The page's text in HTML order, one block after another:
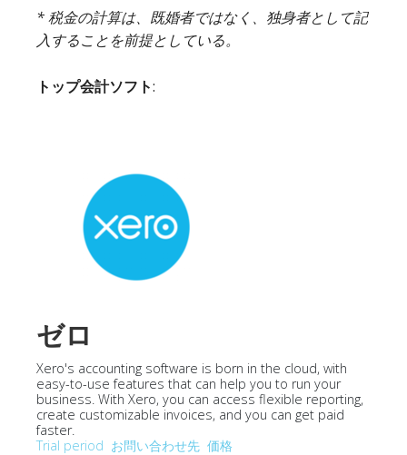
* 税金の計算は、既婚者ではなく、独身者として記
入することを前提としている。
トップ会計ソフト:
ゼロ
Xero's accounting software is born in the cloud, with
easy-to-use features that can help you to run your
business. With Xero, you can access flexible reporting,
create customizable invoices, and you can get paid
faster.
Trial period お問い合わせ先 価格